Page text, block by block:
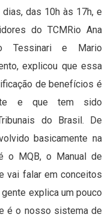
das 10h às 17h, e
do TCMRio Ana
Tessinari e Mario
explicou que essa
de benefícios é
e que tem sido
do Brasil. De
basicamente na
o MQB, o Manual de
vai falar em conceitos
explica um pouco
é o nosso sistema de